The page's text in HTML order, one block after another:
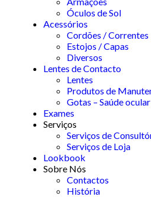
Óculos de Sol
Acessórios
Cordões / Correntes
Estojos / Capas
Diversos
Lentes de Contacto
Lentes
Produtos de
Gotas – Saúde ocular
Exames
Serviços
Serviços de
Serviços de Loja
Lookbook
Sobre Nós
Contactos
História